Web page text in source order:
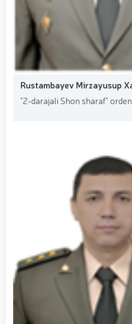
Rustambayev Mirzayusup
"2-darajali Shon sharaf"